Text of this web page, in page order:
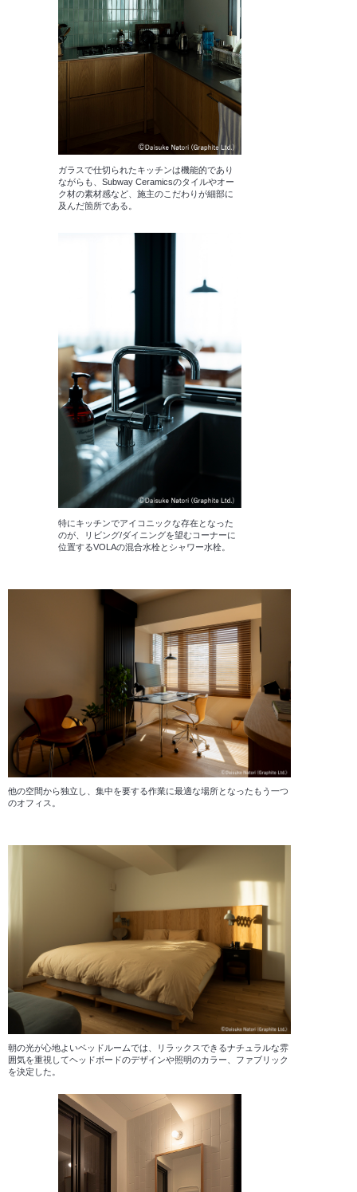
ガラスで仕切られたキッチンは機能的であり
ながらも、Subway Ceramicsのタイルやオー
ク材の素材感など、施主のこだわりが細部に
及んだ箇所である。
特にキッチンでアイコニックな存在となった
のが、リビング/ダイニングを望むコーナーに
位置するVOLAの混合水栓とシャワー水栓。
他の空間から独立し、集中を要する作業に最適な場所となったもう一つ
のオフィス。
朝の光が心地よいベッドルームでは、リラックスできるナチュラルな雰
囲気を重視してヘッドボードのデザインや照明のカラー、ファブリック
を決定した。